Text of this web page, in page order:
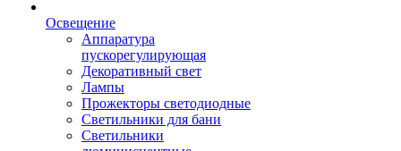
Освещение
Аппаратура
пускорегулирующая
Декоративный свет
Лампы
Прожекторы светодиодные
Светильники для бани
Светильники